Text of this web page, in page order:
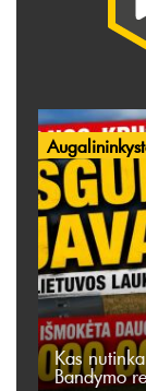
Kas
Bandymo